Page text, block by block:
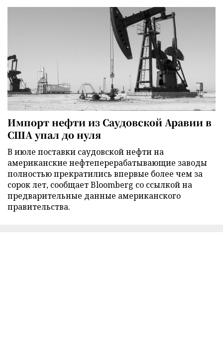
Импорт нефти из Саудовской Аравии в
США упал до нуля
В июле поставки саудовской нефти на
американские нефтеперерабатывающие заводы
полностью прекратились впервые более чем за
сорок лет, сообщает Bloomberg со ссылкой на
предварительные данные американского
правительства.